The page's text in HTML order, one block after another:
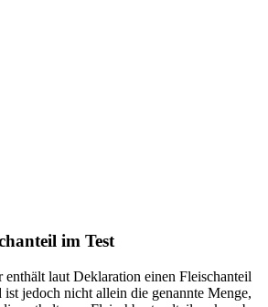
im Test
enthält laut Deklaration einen Fleischanteil
ist jedoch nicht allein die genannte Menge,